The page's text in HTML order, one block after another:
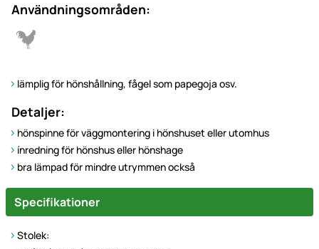
Användningsområden:
lämplig för hönshållning, fågel som papegoja osv.
Detaljer:
hönspinne för väggmontering i hönshuset eller utomhus
ínredning för hönshus eller hönshage
bra lämpad för mindre utrymmen också
Specifikationer
Stolek: